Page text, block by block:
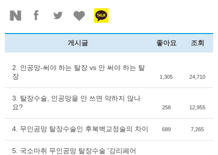
게시글 좋아요 조회
2. 인공망-써야 하는 탈장 vs 안 써야 하는 탈
장
1,305 24,710
3. 탈장수술, 인공망을 안 쓰면 약하지 않나
요?
258 12,955
4. 무인공망 탈장수술인 후복벽교정술의 차이 689 7,265
5. 국소마취 무인공망 탈장수술 '강리페어